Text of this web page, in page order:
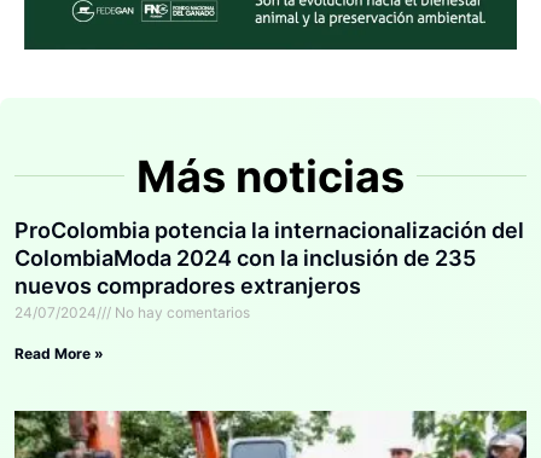
Más noticias
ProColombia potencia la internacionalización del
ColombiaModa 2024 con la inclusión de 235
nuevos compradores extranjeros
24/07/2024 No hay comentarios
Read More »